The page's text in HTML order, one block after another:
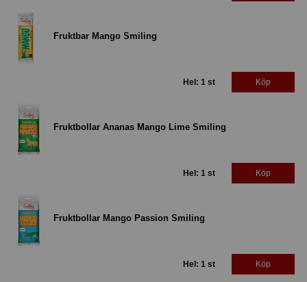
Fruktbar Mango Smiling
Hel: 1 st Köp
Fruktbollar Ananas Mango Lime Smiling
Hel: 1 st Köp
Fruktbollar Mango Passion Smiling
Hel: 1 st Köp